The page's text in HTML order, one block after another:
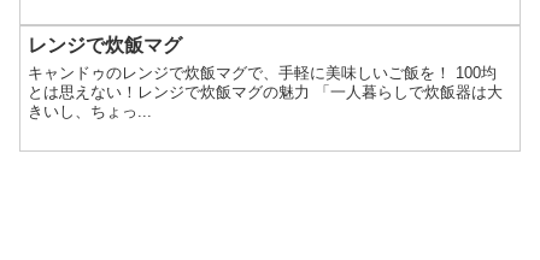
レンジで炊飯マグ
キャンドゥのレンジで炊飯マグで、手軽に美味しいご飯を！ 100均
とは思えない！レンジで炊飯マグの魅力 「一人暮らしで炊飯器は大
きいし、ちょっ...